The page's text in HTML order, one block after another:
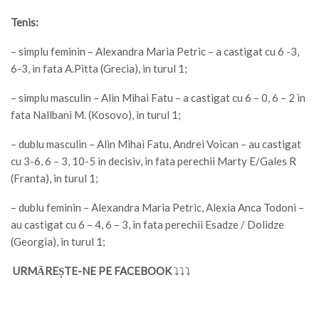
Tenis:
– simplu feminin – Alexandra Maria Petric – a castigat cu 6 -3,
6-3, in fata A.Pitta (Grecia), in turul 1;
– simplu masculin – Alin Mihai Fatu – a castigat cu 6 – 0, 6 – 2 in
fata Nallbani M. (Kosovo), in turul 1;
– dublu masculin – Alin Mihai Fatu, Andrei Voican – au castigat
cu 3-6, 6 – 3, 10-5 in decisiv, in fata perechii Marty E/Gales R
(Franta), in turul 1;
– dublu feminin – Alexandra Maria Petric, Alexia Anca Todoni –
au castigat cu 6 – 4, 6 – 3, in fata perechii Esadze / Dolidze
(Georgia), in turul 1;
URMĂREȘTE-NE PE FACEBOOK⤵⤵⤵